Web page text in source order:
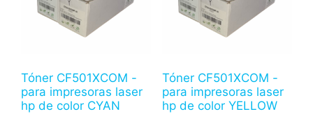
Tóner CF501XCOM -
para impresoras laser
hp de color CYAN
Tóner CF501XCOM -
para impresoras laser
hp de color YELLOW